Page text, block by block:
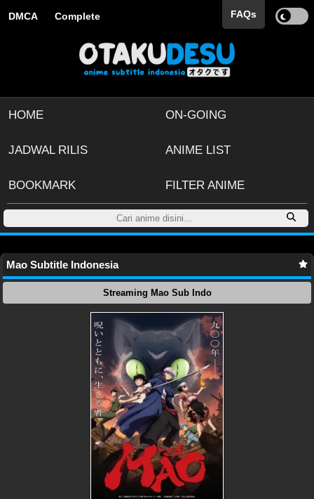
DMCA Complete FAQs
HOME ON-GOING
JADWAL RILIS ANIME LIST
BOOKMARK FILTER ANIME
Mao Subtitle Indonesia
Streaming Mao Sub Indo